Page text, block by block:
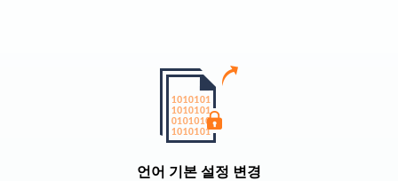
언어 기본 설정 변경